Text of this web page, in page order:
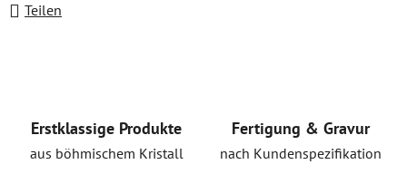
Teilen
Erstklassige Produkte
aus böhmischem Kristall
Fertigung & Gravur
nach Kundenspezifikation